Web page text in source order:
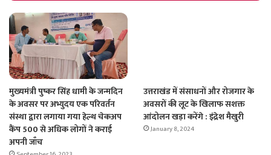
मुख्यमंत्री पुष्कर सिंह धामी के जन्मदिन
के अवसर पर अभ्युदय एक परिवर्तन
संस्था द्वारा लगाया गया हेल्थ चेकअप
कैंप 500 से अधिक लोगों ने कराई
अपनी जाँच
उत्तराखंड में संसाधनों और रोजगार के
अवसरों की लूट के खिलाफ सशक्त
आंदोलन खड़ा करेंगे : इंद्रेश मैखुरी
January 8, 2024